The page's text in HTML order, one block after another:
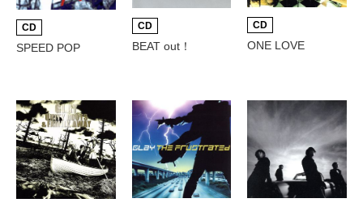
CD
SPEED POP
CD
BEAT out！
CD
ONE LOVE